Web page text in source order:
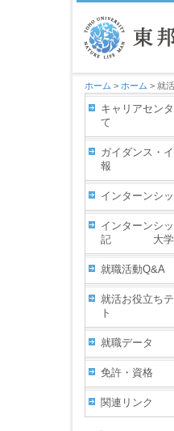
ホーム > ホーム > 就
キャリアセン
て
ガイダンス・
報
インターンシ
インターンシ
記 大学経
就職活動Q&A
就活お役立ち
ト
就職データ
免許・資格
関連リンク